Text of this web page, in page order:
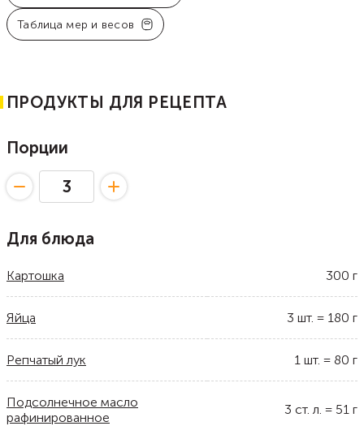
Таблица мер и весов
ПРОДУКТЫ ДЛЯ РЕЦЕПТА
Порции
Для блюда
Картошка 300 г
Яйца 3 шт. = 180 г
Репчатый лук 1 шт. = 80 г
Подсолнечное масло
рафинированное
3 ст. л. = 51 г